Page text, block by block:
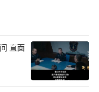
直面